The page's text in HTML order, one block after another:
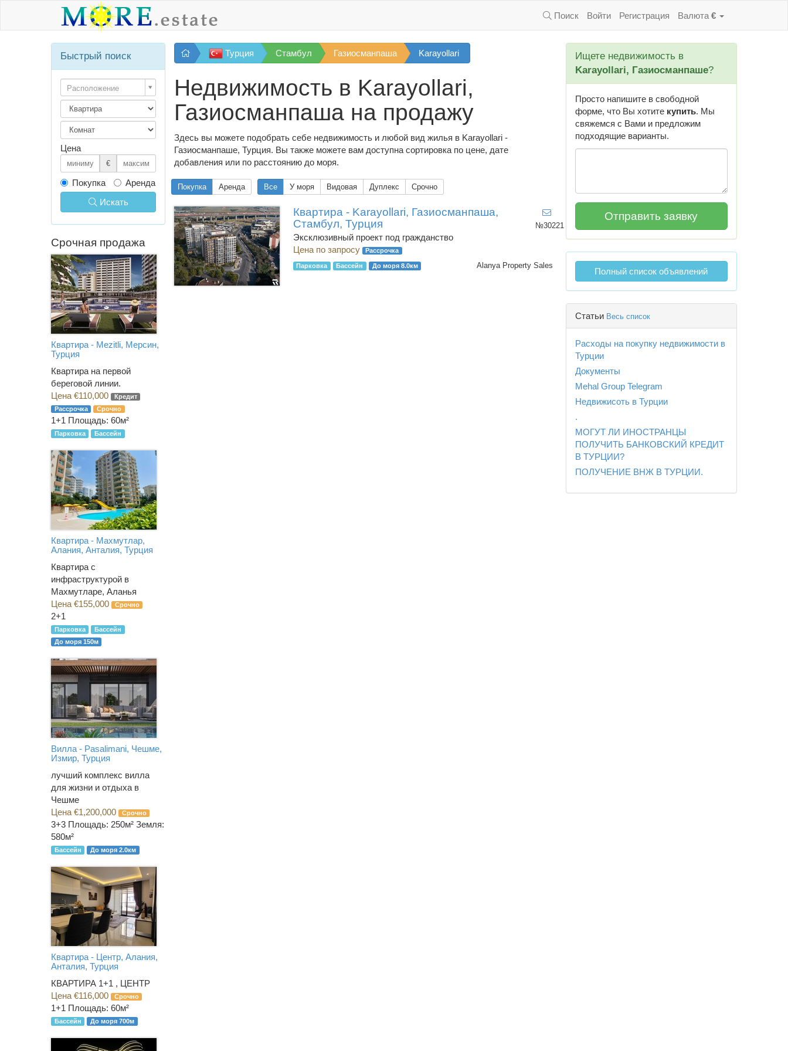
Поиск Войти Регистрация Валюта €
Турция Стамбул Газиосманпаша Karayollari
Недвижимость в Karayollari,
Газиосманпаша на продажу
Здесь вы можете подобрать себе недвижимость и любой вид жилья в Karayollari -
Газиосманпаше, Турция. Вы также можете вам доступна сортировка по цене, дате
добавления или по расстоянию до моря.
Покупка Аренда Все У моря Видовая Дуплекс Срочно
Квартира - Karayollari, Газиосманпаша,
Стамбул, Турция
Эксклюзивный проект под гражданство
Цена по запросу
Рассрочка
Парковка Бассейн До моря 8.0км Alanya Property Sales
№30221
Ищете недвижимость в
Karayollari, Газиосманпаше?
Просто напишите в свободной
форме, что Вы хотите купить. Мы
свяжемся с Вами и предложим
подходящие варианты.
Полный список объявлений
Статьи Весь список
Расходы на покупку недвижимости в
Турции
Документы
Mehal Group Telegram
Недвижисоть в Турции
.
МОГУТ ЛИ ИНОСТРАНЦЫ
ПОЛУЧИТЬ БАНКОВСКИЙ КРЕДИТ
В ТУРЦИИ?
ПОЛУЧЕНИЕ ВНЖ В ТУРЦИИ.
Быстрый поиск
Расположение
Цена
€
Покупка
Аренда
Искать
Срочная продажа
Квартира - Mezitli, Мерсин,
Турция
Квартира на первой
береговой линии.
Цена €110,000
Кредит
Рассрочка
Срочно
1+1 Площадь: 60м²
Парковка Бассейн
Квартира - Махмутлар,
Алания, Анталия, Турция
Квартира с
инфраструктурой в
Махмутларе, Аланья
Цена €155,000
Срочно
2+1
Парковка
Бассейн
До моря 150м
Вилла - Pasalimani, Чешме,
Измир, Турция
лучший комплекс вилла
для жизни и отдыха в
Чешме
Цена €1,200,000
Срочно
3+3 Площадь: 250м² Земля:
580м²
Бассейн До моря 2.0км
Квартира - Центр, Алания,
Анталия, Турция
КВАРТИРА 1+1 , ЦЕНТР
Цена €116,000
Срочно
1+1 Площадь: 60м²
Бассейн До моря 700м